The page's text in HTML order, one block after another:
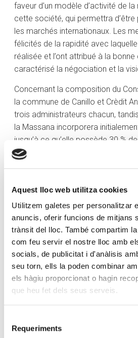
Aquest lloc web utilitza cookies
Utilitzem galetes per personalitzar
anuncis, oferir funcions de mitjans
trànsit del lloc. També compartim
com feu servir el nostre lloc amb
socials, de publicitat i d'anàlisis
seu torn, ells la poden combinar
els hàgiu proporcionat o hagin
que heu fet dels seus serveis.
Requeriments
faveur d’un modèle d’activité de
cette société, qui permettra
les marchés internationaux. Les
félicités de la rapidité avec
réalisée et l’ont attribué à la bonne
caractérisé la négociation et la
Concernant la composition du
la commune de Canillo et Crèdit
trois administrateurs chacun,
la Massana incorporera
jusqu’à ce qu’elle possède 30 %
SETAP365, et pourra ensuite en
Massana, par les cònsols (Maires)
Marc Casal et par l’administrateur
pour Canillo, et par Xavier
Conrad Blanch pour Crèdit Andorrà.
La présidence et la vice-
façon rotative pour des périodes
cònsols majors de la commune
commune de la Massana, de façon
de Canillo, Francesc Camp.